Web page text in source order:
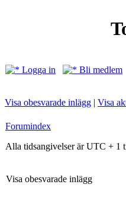
Logga in
Bli medlem
Visa obesvarade inlägg | Visa
Forumindex
Alla tidsangivelser är UTC + 1
Visa obesvarade inlägg